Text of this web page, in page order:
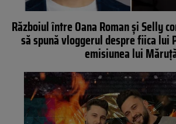
Războiul între Oana Roman și Selly
să spună vloggerul despre fiica lui
emisiunea lui